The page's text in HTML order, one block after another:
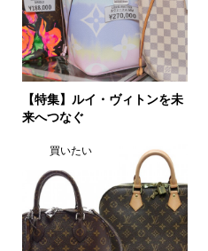
【特集】ルイ・ヴィトンを未
来へつなぐ
買いたい